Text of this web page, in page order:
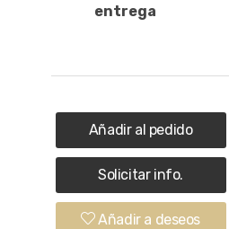
entrega
Añadir al pedido
Solicitar info.
Añadir a deseos